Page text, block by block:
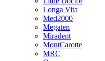
Longa Vita
Med2000
Megaten
Miradent
MontCarotte
MRC